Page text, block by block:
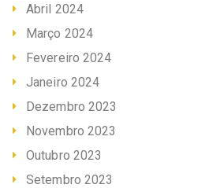
Abril 2024
Março 2024
Fevereiro 2024
Janeiro 2024
Dezembro 2023
Novembro 2023
Outubro 2023
Setembro 2023